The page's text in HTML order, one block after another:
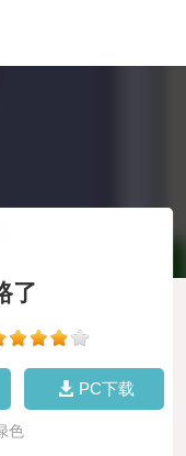
了
PC下载
色